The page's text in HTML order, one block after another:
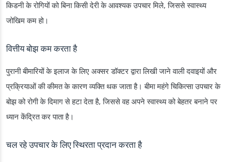
किडनी के रोगियों को बिना किसी देरी के आवश्यक उपचार मिले, जिससे स्वास्थ्य
जोखिम कम हो।
वित्तीय बोझ कम करता है
पुरानी बीमारियों के इलाज के लिए अक्सर डॉक्टर द्वारा लिखी जाने वाली दवाइयों और
प्रक्रियाओं की कीमत के कारण व्यक्ति थक जाता है। बीमा महंगे चिकित्सा उपचार के
बोझ को रोगी के दिमाग से हटा देता है, जिससे वह अपने स्वास्थ्य को बेहतर बनाने पर
ध्यान केंद्रित कर पाता है।
चल रहे उपचार के लिए स्थिरता प्रदान करता है